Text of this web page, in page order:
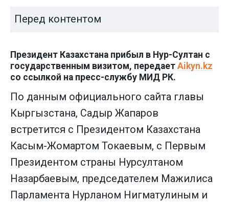
Перед контентом
Президент Казахстана прибыл в Нур-Султан с
государственным визитом, передает Aikyn.kz
со ссылкой на пресс-службу МИД РК.
По данным официального сайта главы
Кыргызстана, Садыр Жапаров
встретится с Президентом Казахстана
Касым-Жомартом Токаевым, с Первым
Президентом страны Нурсултаном
Назарбаевым, председателем Мажилиса
Парламента Нурланом Нигматулиным и